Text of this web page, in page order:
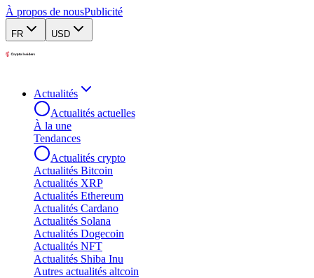
À propos de nousPublicité
FR USD
Actualités
Actualités actuelles
À la une
Tendances
Actualités crypto
Actualités Bitcoin
Actualités XRP
Actualités Ethereum
Actualités Cardano
Actualités Solana
Actualités Dogecoin
Actualités NFT
Actualités Shiba Inu
Autres actualités altcoin